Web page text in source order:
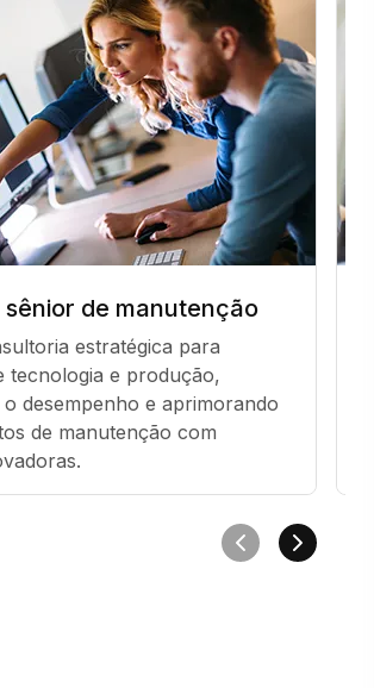
de manutenção
estratégica para
tecnologia e produção,
desempenho e aprimorando
de manutenção com